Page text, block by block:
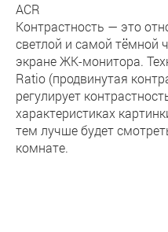
ACR
Контрастность ― это
светлой и самой тёмной
экране ЖК-монитора.
Ratio (продвинутая
регулирует
характеристиках
тем лучше будет
комнате.